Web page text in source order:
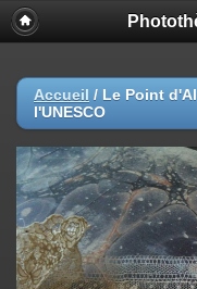
Accueil / Le Point
l'UNESCO